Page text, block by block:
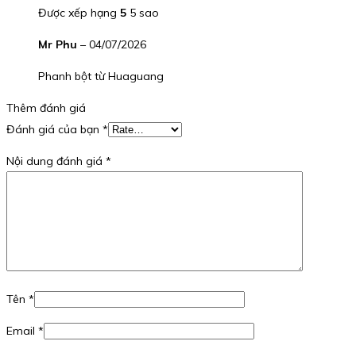
Được xếp hạng 5 5 sao
Mr Phu – 04/07/2026
Phanh bột từ Huaguang
Thêm đánh giá
Đánh giá của bạn *
Nội dung đánh giá *
Tên *
Email *